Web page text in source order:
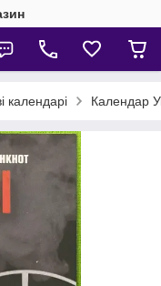
календарі Календар